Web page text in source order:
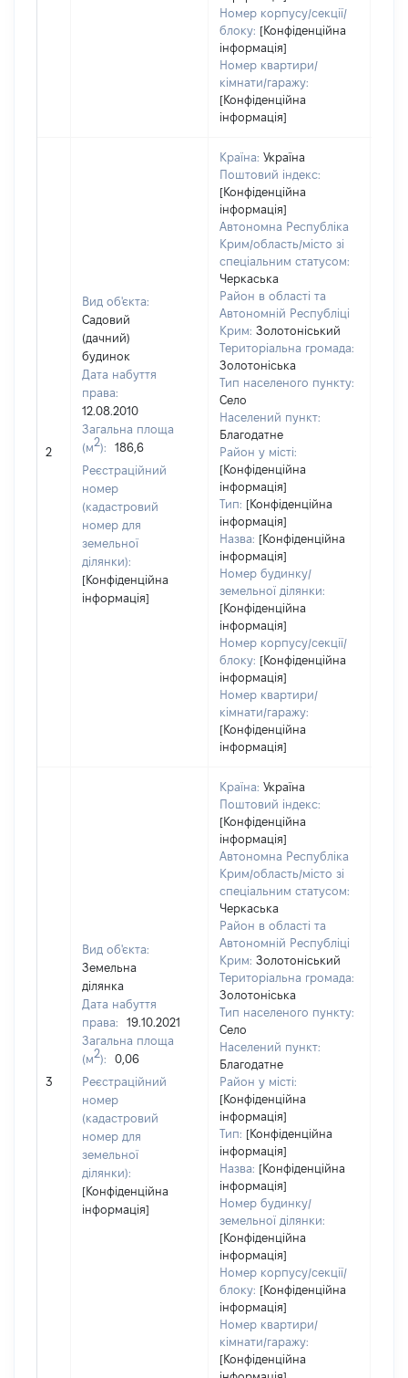
Номер корпусу/секції/
блоку: [Конфіденційна
інформація]
Номер квартири/
кімнати/гаражу:
[Конфіденційна
інформація]
2
Вид об'єкта:
Садовий
(дачний)
будинок
Дата набуття
права:
12.08.2010
Загальна площа
(м2):
186,6
Реєстраційний
номер
(кадастровий
номер для
земельної
ділянки):
[Конфіденційна
інформація]
Країна: Україна
Поштовий індекс:
[Конфіденційна
інформація]
Автономна Республіка
Крим/область/місто зі
спеціальним статусом:
Черкаська
Район в області та
Автономній Республіці
Крим: Золотоніський
Територіальна громада:
Золотоніська
Тип населеного пункту:
Село
Населений пункт:
Благодатне
Район у місті:
[Конфіденційна
інформація]
Тип: [Конфіденційна
інформація]
Назва: [Конфіденційна
інформація]
Номер будинку/
земельної ділянки:
[Конфіденційна
інформація]
Номер корпусу/секції/
блоку: [Конфіденційна
інформація]
Номер квартири/
кімнати/гаражу:
[Конфіденційна
інформація]
3
Вид об'єкта:
Земельна
ділянка
Дата набуття
права:
19.10.2021
Загальна площа
(м2):
0,06
Реєстраційний
номер
(кадастровий
номер для
земельної
ділянки):
[Конфіденційна
інформація]
Країна: Україна
Поштовий індекс:
[Конфіденційна
інформація]
Автономна Республіка
Крим/область/місто зі
спеціальним статусом:
Черкаська
Район в області та
Автономній Республіці
Крим: Золотоніський
Територіальна громада:
Золотоніська
Тип населеного пункту:
Село
Населений пункт:
Благодатне
Район у місті:
[Конфіденційна
інформація]
Тип: [Конфіденційна
інформація]
Назва: [Конфіденційна
інформація]
Номер будинку/
земельної ділянки:
[Конфіденційна
інформація]
Номер корпусу/секції/
блоку: [Конфіденційна
інформація]
Номер квартири/
кімнати/гаражу:
[Конфіденційна